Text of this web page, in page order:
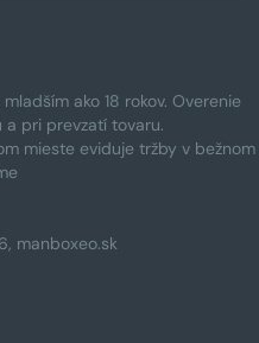
ako 18 rokov. Overenie
a pri prevzatí tovaru.
mieste eviduje tržby v bežnom
manboxeo.sk